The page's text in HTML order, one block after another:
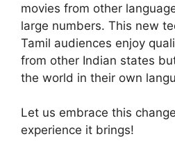
movies from other
large numbers. This new
Tamil audiences enjoy
from other Indian states
the world in their own
Let us embrace this
experience it brings!